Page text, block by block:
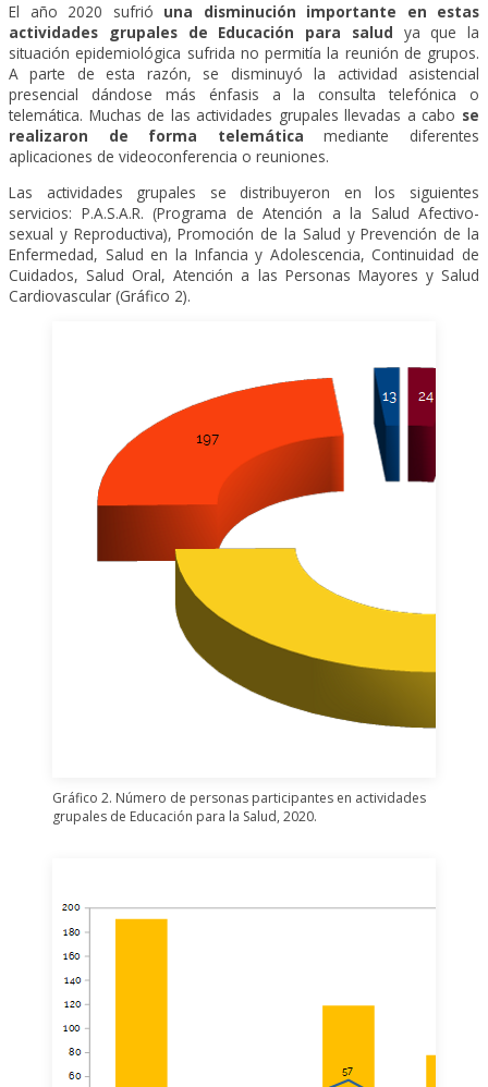
El año 2020 sufrió una disminución importante en estas
actividades grupales de Educación para salud ya que la
situación epidemiológica sufrida no permitía la reunión de grupos.
A parte de esta razón, se disminuyó la actividad asistencial
presencial dándose más énfasis a la consulta telefónica o
telemática. Muchas de las actividades grupales llevadas a cabo se
realizaron de forma telemática mediante diferentes
aplicaciones de videoconferencia o reuniones.
Las actividades grupales se distribuyeron en los siguientes
servicios: P.A.S.A.R. (Programa de Atención a la Salud Afectivo-
sexual y Reproductiva), Promoción de la Salud y Prevención de la
Enfermedad, Salud en la Infancia y Adolescencia, Continuidad de
Cuidados, Salud Oral, Atención a las Personas Mayores y Salud
Cardiovascular (Gráfico 2).
Gráfico 2. Número de personas participantes en actividades
grupales de Educación para la Salud, 2020.